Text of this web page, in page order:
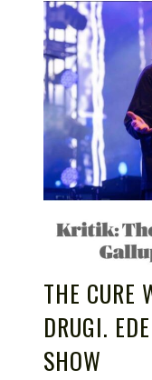
THE CURE
DRUGI.
SHOW